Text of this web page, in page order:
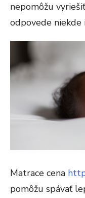
nepomôžu
odpovede niekde
Matrace cena
pomôžu spávať